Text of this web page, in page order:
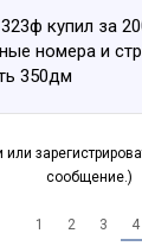
купил за
номера и
350дм
сообщение.)
1 2 3 4